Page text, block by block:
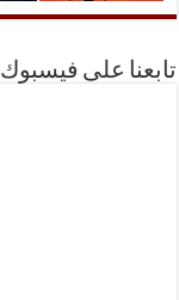
تابعنا على فيسبوك